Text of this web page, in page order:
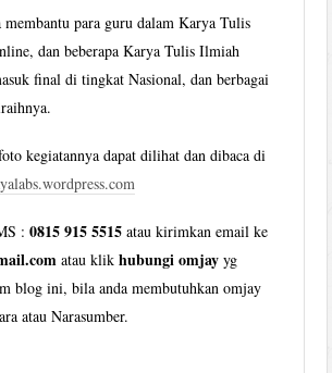
membantu para guru dalam Karya Tulis
dan beberapa Karya Tulis Ilmiah
final di tingkat Nasional, dan berbagai
kegiatannya dapat dilihat dan dibaca di
:0815 915 5515 atau kirimkan email ke
atau klikhubungi omjay yg
blog ini, bila anda membutuhkan omjay
atau Narasumber.